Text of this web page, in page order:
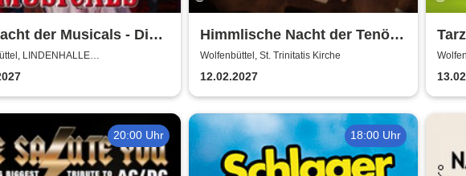
der Musicals - Die
Musicalgala
LINDENHALLE
Himmlische Nacht der Tenöre
- Das Original - Live und ohne
technische Verstärkung
Wolfenbüttel, St. Trinitatis Kirche
12.02.2027
20:00 Uhr 18:00 Uhr